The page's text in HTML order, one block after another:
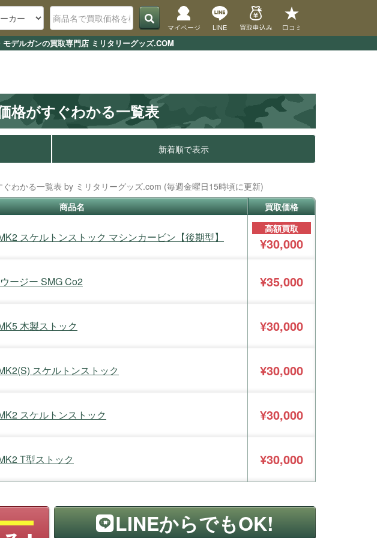
デルガンの買取専門店 ミリタリーグッズ.COM
マイページ LINE 買取申込み 口コミ
格がすぐわかる一覧表
新着順で表示
わかる一覧表 by ミリタリーグッズ.com (毎週金曜日15時頃に更新)
商品名 買取価格
スケルトンストック マシンカービン【後期型】
高額買取
¥30,000
ージー SMG Co2 ¥35,000
木製ストック ¥30,000
スケルトンストック ¥30,000
スケルトンストック ¥30,000
T型ストック ¥30,000
LINEからでもOK!